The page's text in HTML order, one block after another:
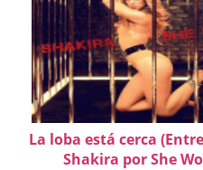
La loba está cerca
Shakira por She